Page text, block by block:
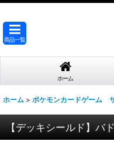
商品一覧
ホーム
ホーム > ポケモンカードゲーム
【デッキシールド】バ